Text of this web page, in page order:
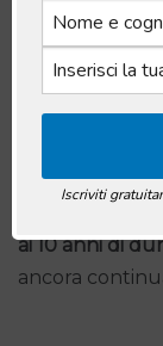
pignoramento
ovviamente
scelta è
ai 10 anni di
ancora
Iscriviti